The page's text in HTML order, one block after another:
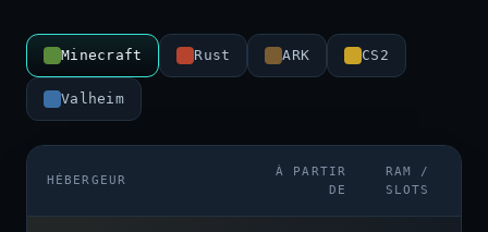
Minecraft Rust ARK CS2
Valheim
HÉBERGEUR
À PARTIR
DE
RAM /
SLOTS